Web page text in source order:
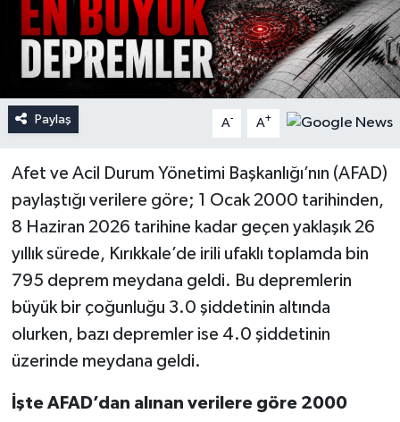
Paylaş A- A+
Afet ve Acil Durum Yönetimi Başkanlığı’nın (AFAD)
paylaştığı verilere göre; 1 Ocak 2000 tarihinden,
8 Haziran 2026 tarihine kadar geçen yaklaşık 26
yıllık sürede, Kırıkkale’de irili ufaklı toplamda bin
795 deprem meydana geldi. Bu depremlerin
büyük bir çoğunluğu 3.0 şiddetinin altında
olurken, bazı depremler ise 4.0 şiddetinin
üzerinde meydana geldi.
İşte AFAD’dan alınan verilere göre 2000